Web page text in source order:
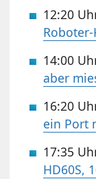
12:20
14:00
aber
16:20
ein Port
17:35
HD60S,